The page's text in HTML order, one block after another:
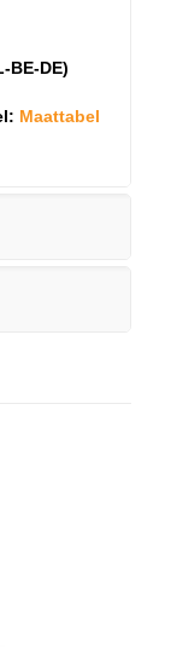
BE-DE)
Maattabel